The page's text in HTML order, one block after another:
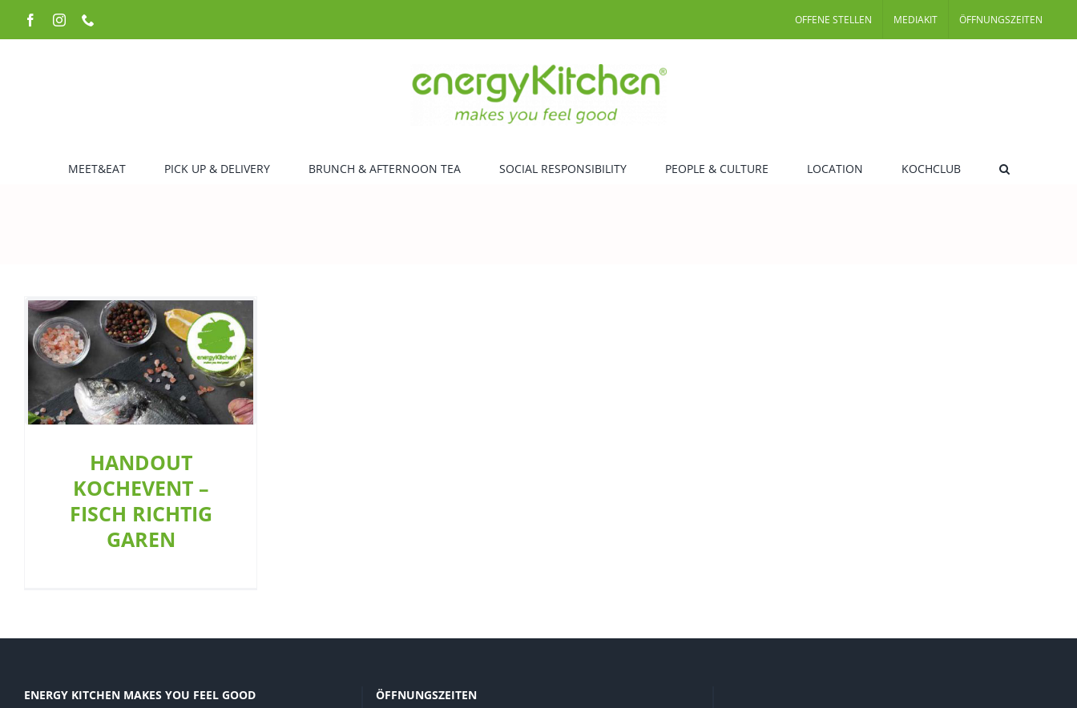
Inhalt
FacebookInstagram OFFENE STELLEN MEDIAKIT ÖFFNUNGSZEITEN
MEET&EAT PICK UP & DELIVERY BRUNCH & AFTERNOON TEA SOCIAL RESPONSIBILITY PEOPLE & CULTURE LOCATION KOCHCLUB
HANDOUT KOCHEVENT –
FISCH RICHTIG GAREN
Aktion Allgemein Restaurant
Showküche
HANDOUT
KOCHEVENT –
FISCH RICHTIG
GAREN
ENERGY KITCHEN MAKES YOU FEEL GOOD ÖFFNUNGSZEITEN